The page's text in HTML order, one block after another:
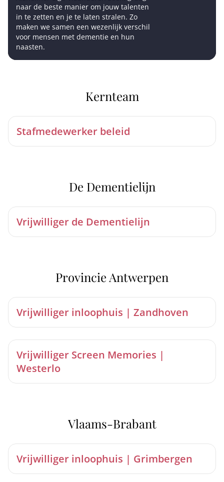
naar de beste manier om jouw talenten
in te zetten en je te laten stralen. Zo
maken we samen een wezenlijk verschil
voor mensen met dementie en hun
naasten.
Kernteam
Stafmedewerker beleid
De Dementielijn
Vrijwilliger de Dementielijn
Provincie Antwerpen
Vrijwilliger inloophuis | Zandhoven
Vrijwilliger Screen Memories |
Westerlo
Vlaams-Brabant
Vrijwilliger inloophuis | Grimbergen